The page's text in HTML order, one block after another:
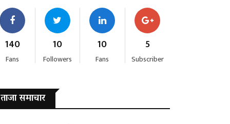
140
Fans
10
Followers
10
Fans
5
Subscriber
ताजा समाचार